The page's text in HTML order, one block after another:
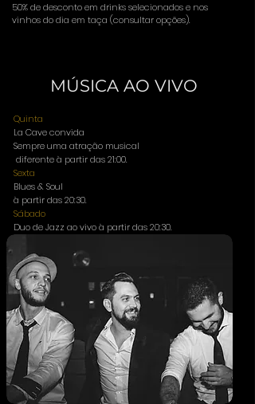
50% de desconto em drinks selecionados e nos
vinhos do dia em taça (consultar opções).
​MÚSICA AO VIVO
Quinta
La Cave convida
Sempre uma atração musical
diferenteà partir das 21:00.
Sexta
Blues & Soul
à partir das 20:30.
Sábado
Duo de Jazz ao vivo à partir das 20:30.